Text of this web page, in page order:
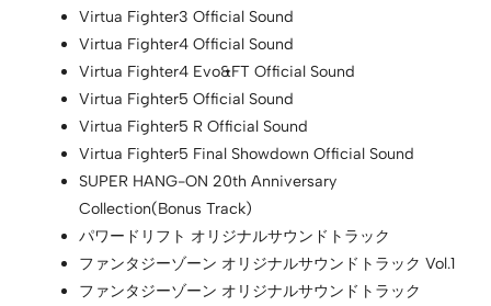
Virtua Fighter3 Official Sound
Virtua Fighter4 Official Sound
Virtua Fighter4 Evo&FT Official Sound
Virtua Fighter5 Official Sound
Virtua Fighter5 R Official Sound
Virtua Fighter5 Final Showdown Official Sound
SUPER HANG-ON 20th Anniversary
Collection(Bonus Track)
パワードリフト オリジナルサウンドトラック
ファンタジーゾーン オリジナルサウンドトラック Vol.1
ファンタジーゾーン オリジナルサウンドトラック